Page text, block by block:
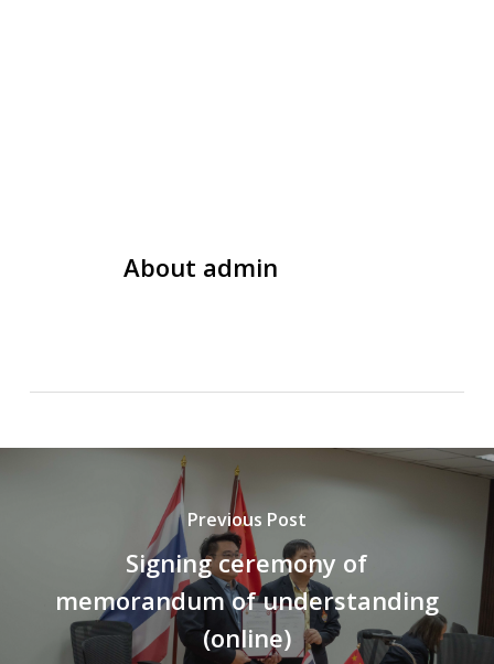
About admin
Previous Post
Signing ceremony of
memorandum of understanding
(online)